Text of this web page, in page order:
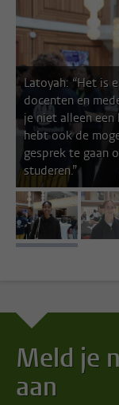
Latoyah: “Het is
docenten en
je niet alleen
hebt ook de
gesprek te gaan
studeren.”
afbeelding 1
Meld je
aan